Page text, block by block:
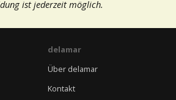
ist jederzeit möglich.
delamar
Über delamar
Kontakt